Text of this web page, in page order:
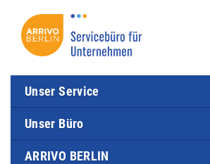
Inhalt
Unser Service
Unser Büro
ARRIVO BERLIN